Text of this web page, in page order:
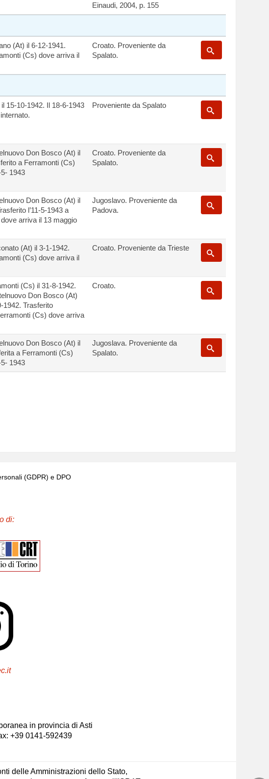
Einaudi, 2004, p. 155
(At) il 6-12-1941.
(Cs) dove arriva il
Croato. Proveniente da
Spalato.
15-10-1942. Il 18-6-1943
Proveniente da Spalato
Don Bosco (At) il
a Ferramonti (Cs)
1943
Croato. Proveniente da
Spalato.
Don Bosco (At) il
l’11-5-1943 a
arriva il 13 maggio
Jugoslavo. Proveniente da
Padova.
(At) il 3-1-1942.
(Cs) dove arriva il
Croato. Proveniente da Trieste
(Cs) il 31-8-1942.
Don Bosco (At)
1942. Trasferito
(Cs) dove arriva
Croato.
Don Bosco (At) il
a Ferramonti (Cs)
1943
Jugoslava. Proveniente da
Spalato.
(GDPR) e DPO
di:
in provincia di Asti
+39 0141-592439
delle Amministrazioni dello Stato,